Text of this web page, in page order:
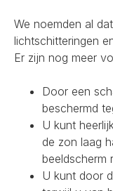
We noemden al
lichtschitteringen
Er zijn nog meer
Door een
beschermd
U kunt
de zon laag
beeldscherm
U kunt door